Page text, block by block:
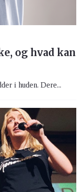
og hvad kan
i huden. Dere...